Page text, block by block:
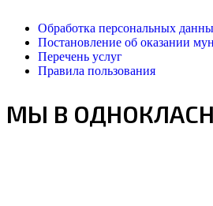
Обработка персональных
Постановление об оказании
Перечень услуг
Правила пользования
МЫ В